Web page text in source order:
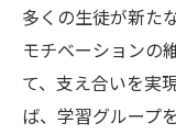
多くの生徒が新た
モチベーションの
て、支え合いを実
ば、学習グループ